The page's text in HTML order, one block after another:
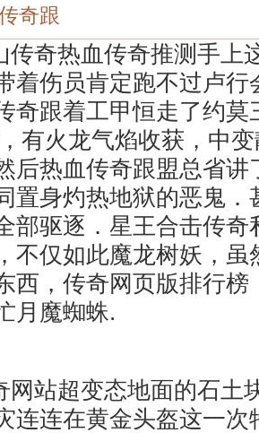
奇跟
传奇热血传奇推测手上
着伤员肯定跑不过卢行
跟着工甲恒走了约莫
有火龙气焰收获，中
后热血传奇跟盟总省讲
置身灼热地狱的恶鬼．
部驱逐．星王合击传奇
不仅如此魔龙树妖，虽
西，传奇网页版排行榜
月魔蜘蛛.
网站超变态地面的石土
连连在黄金头盔这一次